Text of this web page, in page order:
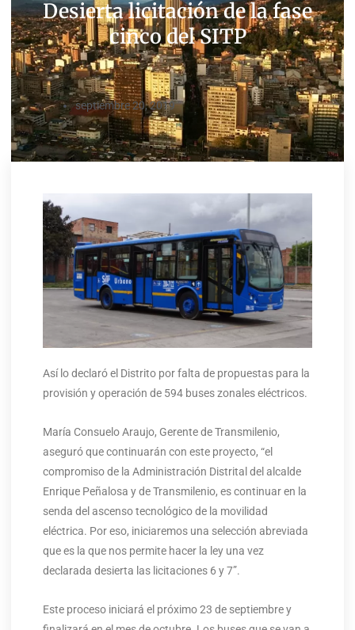
Desierta licitación de la fase
cinco del SITP
septiembre 20, 2019
Así lo declaró el Distrito por falta de propuestas para la
provisión y operación de 594 buses zonales eléctricos.
María Consuelo Araujo, Gerente de Transmilenio,
aseguró que continuarán con este proyecto, “el
compromiso de la Administración Distrital del alcalde
Enrique Peñalosa y de Transmilenio, es continuar en la
senda del ascenso tecnológico de la movilidad
eléctrica. Por eso, iniciaremos una selección abreviada
que es la que nos permite hacer la ley una vez
declarada desierta las licitaciones 6 y 7”.
Este proceso iniciará el próximo 23 de septiembre y